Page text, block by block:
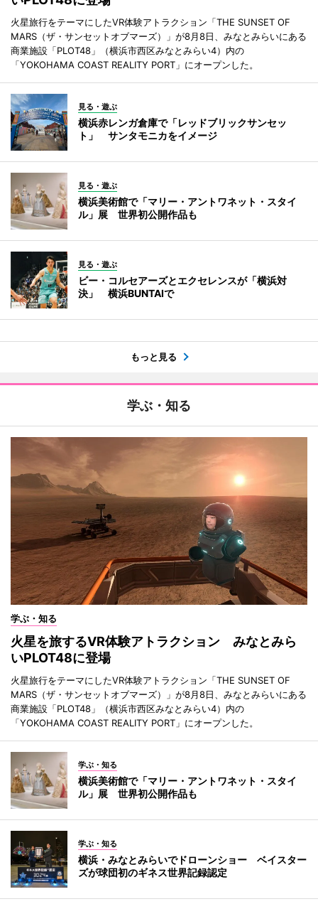
火星旅行をテーマにしたVR体験アトラクション「THE SUNSET OF
MARS（ザ・サンセットオブマーズ）」が8月8日、みなとみらいにある
商業施設「PLOT48」（横浜市西区みなとみらい4）内の
「YOKOHAMA COAST REALITY PORT」にオープンした。
見る・遊ぶ
横浜赤レンガ倉庫で「レッドブリックサンセッ
ト」 サンタモニカをイメージ
見る・遊ぶ
横浜美術館で「マリー・アントワネット・スタイ
ル」展 世界初公開作品も
見る・遊ぶ
ビー・コルセアーズとエクセレンスが「横浜対
決」 横浜BUNTAIで
もっと見る
学ぶ・知る
学ぶ・知る
火星を旅するVR体験アトラクション みなとみら
いPLOT48に登場
火星旅行をテーマにしたVR体験アトラクション「THE SUNSET OF
MARS（ザ・サンセットオブマーズ）」が8月8日、みなとみらいにある
商業施設「PLOT48」（横浜市西区みなとみらい4）内の
「YOKOHAMA COAST REALITY PORT」にオープンした。
学ぶ・知る
横浜美術館で「マリー・アントワネット・スタイ
ル」展 世界初公開作品も
学ぶ・知る
横浜・みなとみらいでドローンショー ベイスター
ズが球団初のギネス世界記録認定